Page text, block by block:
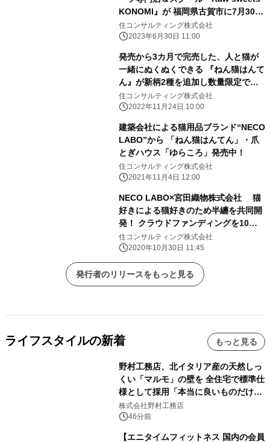
KONOMI』が 福岡県古賀市に7月30日
(日)オープン
住コンサルティング株式会社
2023年6月30日 11:00
発売から3カ月で完売した、人と猫が
一緒にぬくぬくできる 『ねん猫はんて
ん』が新柄2種を追加し数量限定で再
販開始！ ～ 一緒にぬくぬくしニャ
い？ ～
住コンサルティング株式会社
2022年11月24日 10:00
建築会社による猫用品ブランド“NECO
LABO”から 「ねん猫はんてん」・爪
とぎハウス「ゆらころ」発売中！
住コンサルティング株式会社
2021年11月4日 12:00
NECO LABO×宮田織物株式会社 猫
好きによる猫好きのため半纏を共同開
発！ クラウドファンディングを10月
29日に開始
住コンサルティング株式会社
2020年10月30日 11:45
発行者のリリースをもっと見る
ライフスタイルの新着 もっと見る
野村工務店、北イタリア産の天然しっ
くい「マルモ」の壁を 全住宅で標準仕
様として採用「本当に良いものだけに
こだわる」
株式会社野村工務店
46分前
【エニタイムフィットネス 国内の会員